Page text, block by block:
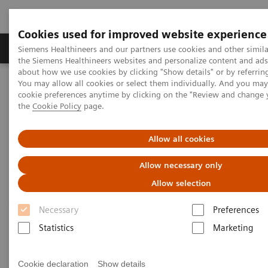
Cookies used for improved website experience
Siemens Healthineers and our partners use cookies and other
the Siemens Healthineers websites and personalize content and
about how we use cookies by clicking "Show details" or by
You may allow all cookies or select them individually. And you
cookie preferences anytime by clicking on the "Review and
the Cookie Policy page.
Allow all cookies
Allow necessary only
Allow selection
Necessary
Preferences
Statistics
Marketing
Cookie declaration Show details
製品＆サービス サポート情報 Insights
ホーム 画像診断・治療装置
X線CT装置
CT関連トピック・ケースレポート
フォトンカウンティング CT – 胸部イメージングにおける付加価値
フォトンカウンティング CT –
胸部イメージングにおける付
加価値
Photon-counting CT – added value in thoracic
imaging